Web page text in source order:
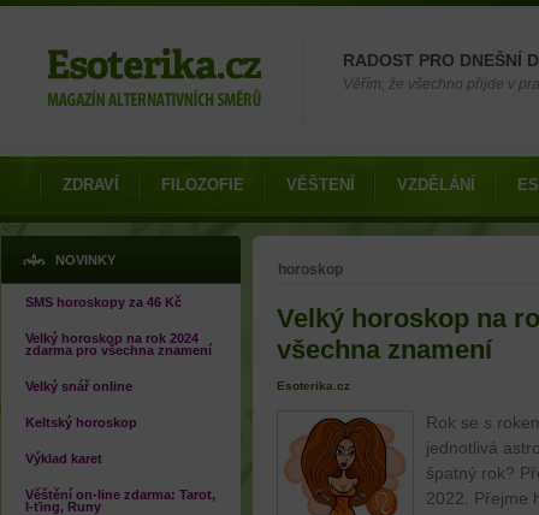
RADOST PRO DNEŠNÍ
Věřím, že všechno přijde v
ZDRAVÍ FILOZOFIE VĚŠTENÍ VZDĚLÁNÍ
NOVINKY
SMS horoskopy za 46 Kč
Velký horoskop na rok 2024
zdarma pro všechna znamení
Velký snář online
Keltský horoskop
Výklad karet
Věštění on-line zdarma: Tarot,
I-ťing, Runy
Jste zde
horoskop
Velký horoskop na
všechna znamení
Esoterika.cz
Rok se s
jednotlivá
špatný rok?
2022. Přejme